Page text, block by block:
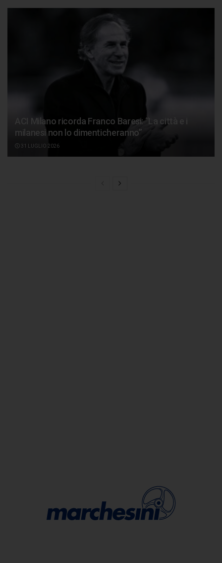
ACI Milano ricorda Franco Baresi: “La città e i
milanesi non lo dimenticheranno”
31 LUGLIO 2026